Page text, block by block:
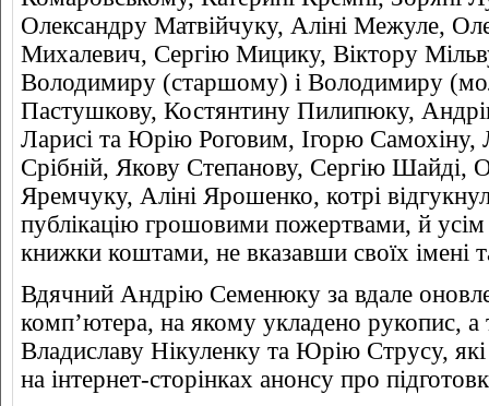
Олександру Матвійчуку, Аліні Межуле,
Михалевич, Сергію Мицику, Віктору
Володимиру (старшому) і Володимиру
Пастушкову, Костянтину Пилипюку,
Ларисі та Юрію Роговим, Ігорю Самохіну,
Срібній, Якову Степанову, Сергію Шайді,
Яремчуку, Аліні Ярошенко, котрі
публікацію грошовими пожертвами, й
книжки коштами, не вказавши своїх імені
Вдячний Андрію Семенюку за вдале
комп’ютера, на якому укладено рукопис,
Владиславу Нікуленку та Юрію Струсу,
на інтернет-сторінках анонсу про